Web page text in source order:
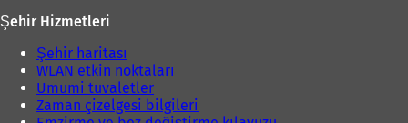
Şehir Hizmetleri
Şehir haritası
WLAN etkin noktaları
Umumi tuvaletler
Zaman çizelgesi bilgileri